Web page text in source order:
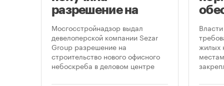
разрешение на
строительство
небоскреба в
«Москва-Сити»
Мосгосстройнадзор выдал
девелоперской компании Sezar
Group разрешение на
строительство нового офисного
небоскреба в деловом центре
жилых